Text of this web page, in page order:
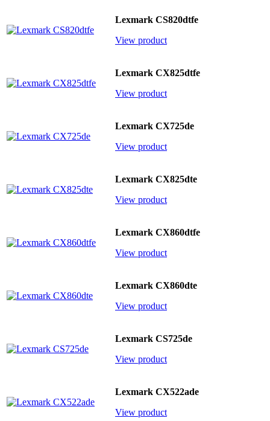
Lexmark CS820dtfe
View product
Lexmark CX825dtfe
View product
Lexmark CX725de
View product
Lexmark CX825dte
View product
Lexmark CX860dtfe
View product
Lexmark CX860dte
View product
Lexmark CS725de
View product
Lexmark CX522ade
View product